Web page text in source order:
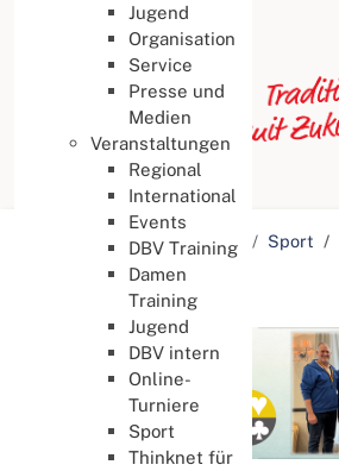
Jugend
Organisation
Service
Presse und
Medien
Veranstaltungen
Regional
International
Events
DBV Training
Damen
Training
Jugend
DBV intern
Online-
Turniere
Sport
Thinknet für
Aktuelle Seite: Startseite Sport
Bundesliga